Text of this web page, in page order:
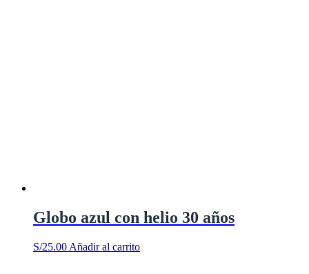
Globo azul con helio 30 años
S/25.00 Añadir al carrito